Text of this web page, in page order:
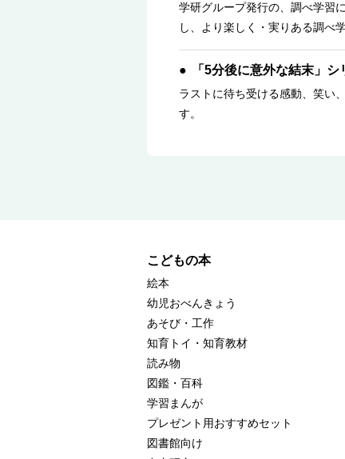
学研グループ発行の、調べ学習
し、より楽しく・実りある調べ
「5分後に意外な結末」シ
ラストに待ち受ける感動、笑い
す。
こどもの本
絵本
幼児おべんきょう
あそび・工作
知育トイ・知育教材
読み物
図鑑・百科
学習まんが
プレゼント用おすすめセット
図書館向け